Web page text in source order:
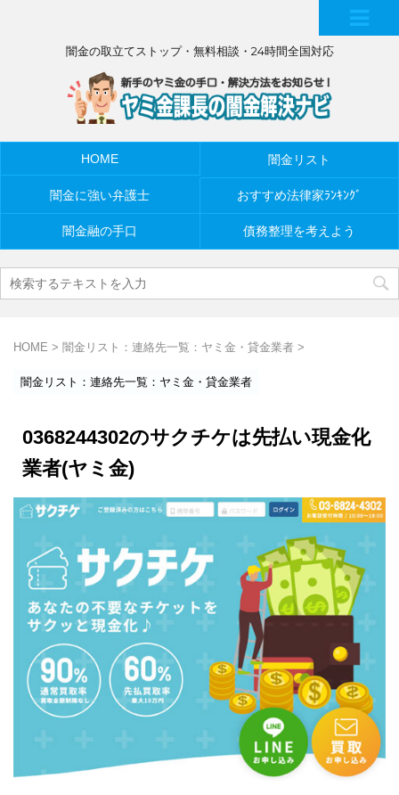
闇金の取立てストップ・無料相談・24時間全国対応
HOME 闇金リスト
闇金に強い弁護士 おすすめ法律家ﾗﾝｷﾝｸﾞ
闇金融の手口 債務整理を考えよう
HOME > 闇金リスト：連絡先一覧：ヤミ金・貸金業者 >
闇金リスト：連絡先一覧：ヤミ金・貸金業者
0368244302のサクチケは先払い現金化
業者(ヤミ金)